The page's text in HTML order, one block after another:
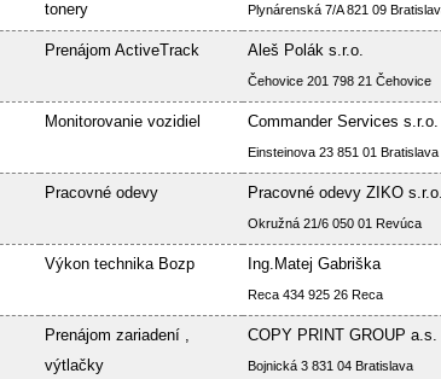
tonery
Plynárenská 7/A 821 09
Prenájom ActiveTrack Aleš Polák s.r.o.
Čehovice 201 798 21 Čehovice
Monitorovanie vozidiel Commander Services s.r.o.
Einsteinova 23 851 01 Bratislava
Pracovné odevy Pracovné odevy ZIKO s.r.o.
Okružná 21/6 050 01 Revúca
Výkon technika Bozp Ing.Matej Gabriška
Reca 434 925 26 Reca
Prenájom zariadení ,
výtlačky
COPY PRINT GROUP a.s.
Bojnická 3 831 04 Bratislava